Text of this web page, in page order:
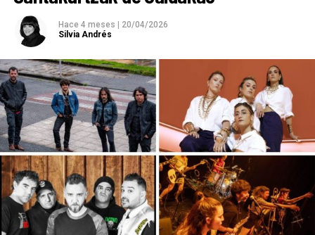
Hace 4 meses
20/04/2026
Silvia Andrés